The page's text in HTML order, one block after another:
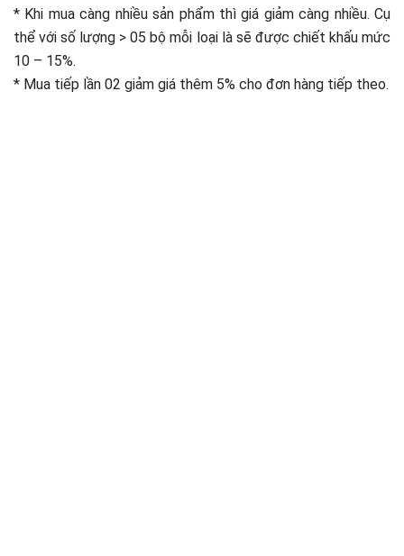
* Khi mua càng nhiều sản phẩm thì giá giảm càng nhiều. Cụ
thể với số lượng > 05 bộ mỗi loại là sẽ được chiết khấu mức
10 – 15%.
* Mua tiếp lần 02 giảm giá thêm 5% cho đơn hàng tiếp theo.